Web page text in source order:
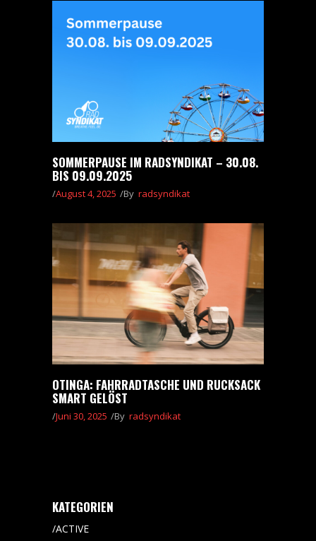
SOMMERPAUSE IM RADSYNDIKAT – 30.08.
BIS 09.09.2025
August 4, 2025 By radsyndikat
OTINGA: FAHRRADTASCHE UND RUCKSACK
SMART GELÖST
Juni 30, 2025 By radsyndikat
KATEGORIEN
ACTIVE